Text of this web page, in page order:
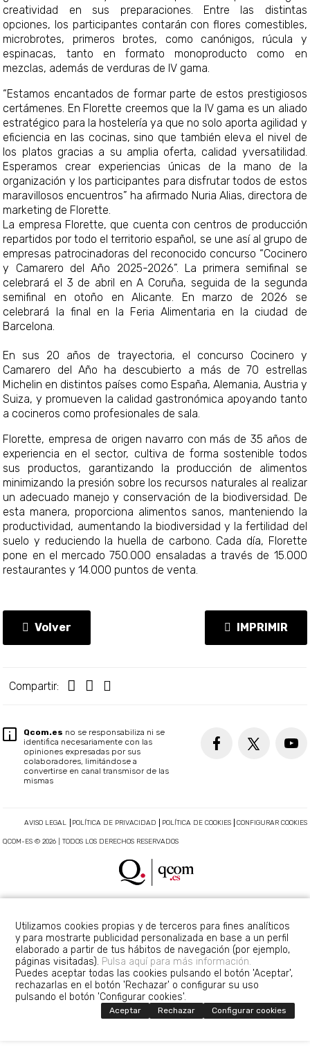
creatividad en sus preparaciones. Entre las distintas
opciones, los participantes contarán con flores comestibles,
microbrotes, primeros brotes, como canónigos, rúcula y
espinacas, tanto en formato monoproducto como en
mezclas, además de verduras de IV gama.
“Estamos encantados de formar parte de estos prestigiosos
certámenes. En Florette creemos que la IV gama es un aliado
estratégico para la hostelería ya que no solo aporta agilidad y
eficiencia en las cocinas, sino que también eleva el nivel de
los platos gracias a su amplia oferta, calidad yversatilidad.
Esperamos crear experiencias únicas de la mano de la
organización y los participantes para disfrutar todos de estos
maravillosos encuentros” ha afirmado Nuria Alias, directora de
marketing de Florette.
La empresa Florette, que cuenta con centros de producción
repartidos por todo el territorio español, se une así al grupo de
empresas patrocinadoras del reconocido concurso “Cocinero
y Camarero del Año 2025-2026”. La primera semifinal se
celebrará el 3 de abril en A Coruña, seguida de la segunda
semifinal en otoño en Alicante. En marzo de 2026 se
celebrará la final en la Feria Alimentaria en la ciudad de
Barcelona.
En sus 20 años de trayectoria, el concurso Cocinero y
Camarero del Año ha descubierto a más de 70 estrellas
Michelin en distintos países como España, Alemania, Austria y
Suiza, y promueven la calidad gastronómica apoyando tanto
a cocineros como profesionales de sala.
Florette, empresa de origen navarro con más de 35 años de
experiencia en el sector, cultiva de forma sostenible todos
sus productos, garantizando la producción de alimentos
minimizando la presión sobre los recursos naturales al realizar
un adecuado manejo y conservación de la biodiversidad. De
esta manera, proporciona alimentos sanos, manteniendo la
productividad, aumentando la biodiversidad y la fertilidad del
suelo y reduciendo la huella de carbono. Cada día, Florette
pone en el mercado 750.000 ensaladas a través de 15.000
restaurantes y 14.000 puntos de venta.
Volver IMPRIMIR
Compartir:
Qcom.es no se responsabiliza ni se
identifica necesariamente con las
opiniones expresadas por sus
colaboradores, limitándose a
convertirse en canal transmisor de las
mismas
AVISO LEGAL POLÍTICA DE PRIVACIDAD POLÍTICA DE COOKIES CONFIGURAR COOKIES
QCOM-ES © 2026 | TODOS LOS DERECHOS RESERVADOS
Utilizamos cookies propias y de terceros para fines analíticos
y para mostrarte publicidad personalizada en base a un perfil
elaborado a partir de tus hábitos de navegación (por ejemplo,
páginas visitadas). Pulsa aquí para más información.
Puedes aceptar todas las cookies pulsando el botón 'Aceptar',
rechazarlas en el botón 'Rechazar' o configurar su uso
pulsando el botón 'Configurar cookies'.
Aceptar Rechazar Configurar cookies